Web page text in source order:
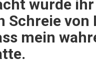
wurde
Schreie von
mein